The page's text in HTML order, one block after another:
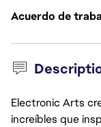
Acuerdo de
Electronic Arts
increíbles que